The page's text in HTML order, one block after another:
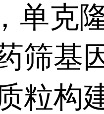
单克
筛基
粒构